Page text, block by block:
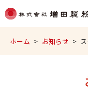
ホーム お知らせ